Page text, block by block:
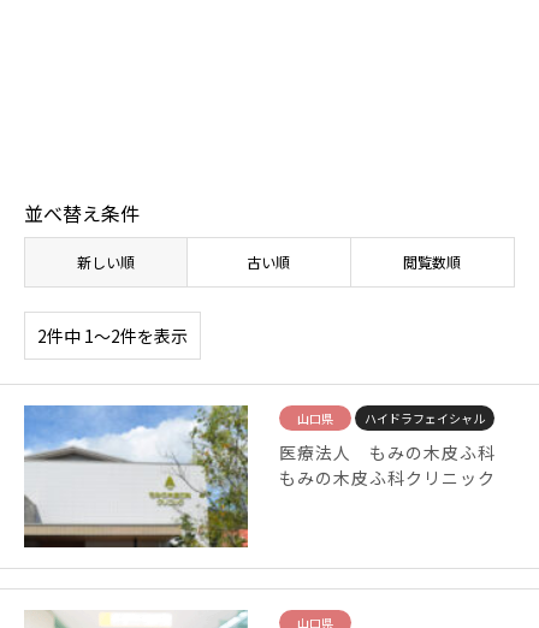
並べ替え条件
新しい順 古い順 閲覧数順
2件中 1〜2件を表示
山口県 ハイドラフェイシャル
医療法人 もみの木皮ふ科
もみの木皮ふ科クリニック
山口県